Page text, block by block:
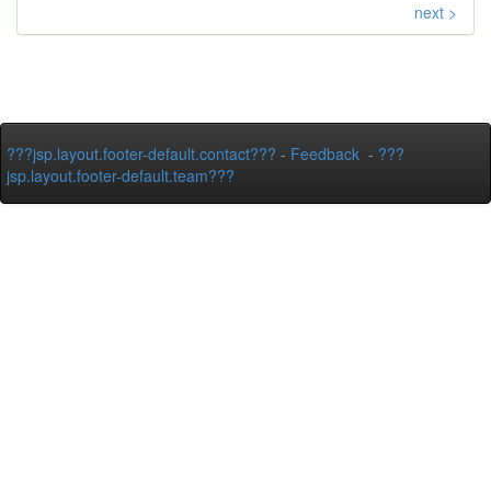
next >
???jsp.layout.footer-default.contact??? - Feedback - ???
jsp.layout.footer-default.team???